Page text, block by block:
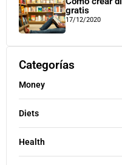
gratis
17/12/2020
Categorías
Money
Diets
Health